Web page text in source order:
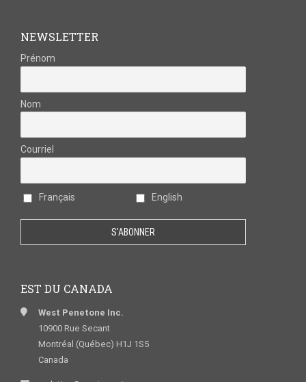
NEWSLETTER
Prénom
Nom
Courriel
Français English
EST DU CANADA
West Penetone Inc.
10900 Rue Secant
Montréal (Québec) H1J 1S5
Canada